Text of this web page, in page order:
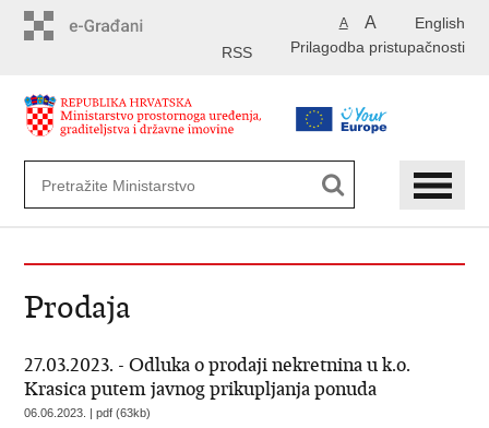
English
A A
Prilagodba pristupačnosti
RSS
Prodaja
27.03.2023. - Odluka o prodaji nekretnina u k.o.
Krasica putem javnog prikupljanja ponuda
06.06.2023. | pdf (63kb)